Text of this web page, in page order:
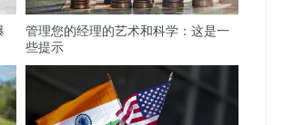
管理您的经理的艺术和科学：这是一
些提示